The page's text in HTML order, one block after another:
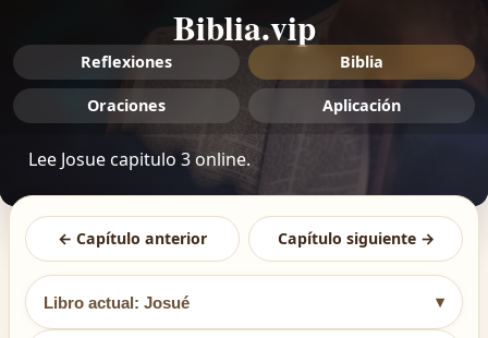
Biblia.vip
Reflexiones Biblia
Oraciones Aplicación
Lee Josue capitulo 3 online.
← Capítulo anterior Capítulo siguiente →
Libro actual: Josué ▾